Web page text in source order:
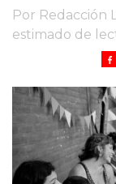
Por Redacción
estimado de